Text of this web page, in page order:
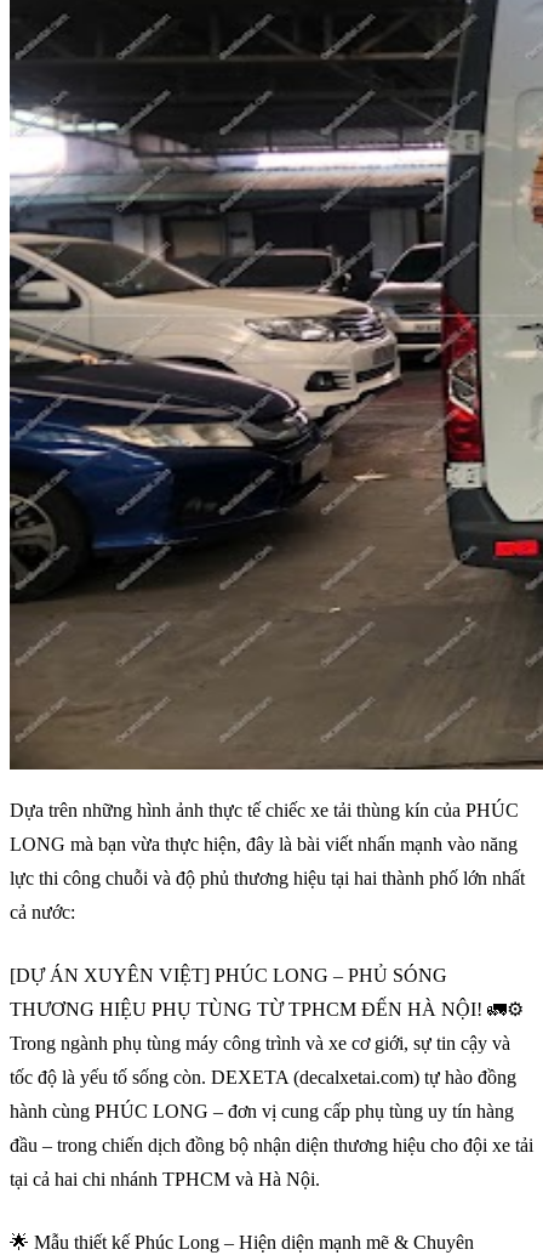
Dựa trên những hình ảnh thực tế chiếc xe tải thùng kín của PHÚC
LONG mà bạn vừa thực hiện, đây là bài viết nhấn mạnh vào năng
lực thi công chuỗi và độ phủ thương hiệu tại hai thành phố lớn nhất
cả nước:
[DỰ ÁN XUYÊN VIỆT] PHÚC LONG – PHỦ SÓNG
THƯƠNG HIỆU PHỤ TÙNG TỪ TPHCM ĐẾN HÀ NỘI! 🚛⚙️
Trong ngành phụ tùng máy công trình và xe cơ giới, sự tin cậy và
tốc độ là yếu tố sống còn. DEXETA (decalxetai.com) tự hào đồng
hành cùng PHÚC LONG – đơn vị cung cấp phụ tùng uy tín hàng
đầu – trong chiến dịch đồng bộ nhận diện thương hiệu cho đội xe tải
tại cả hai chi nhánh TPHCM và Hà Nội.
🌟 Mẫu thiết kế Phúc Long – Hiện diện mạnh mẽ & Chuyên